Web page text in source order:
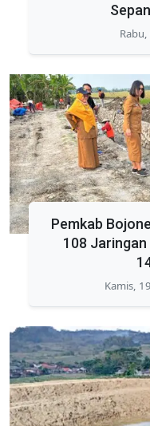
Pemkab
108 Jaringan
Kamis,